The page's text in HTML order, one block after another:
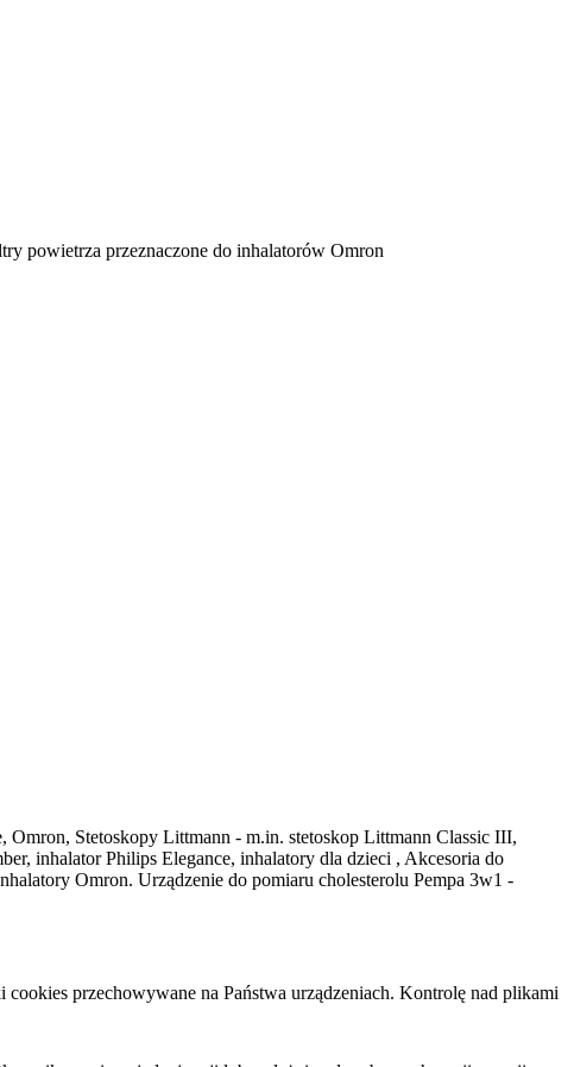
przeznaczone do inhalatorów Omron
Stetoskopy Littmann - m.in. stetoskop Littmann Classic III,
inhalator Philips Elegance, inhalatory dla dzieci , Akcesoria do
Omron. Urządzenie do pomiaru cholesterolu Pempa 3w1 -
przechowywane na Państwa urządzeniach. Kontrolę nad plikami